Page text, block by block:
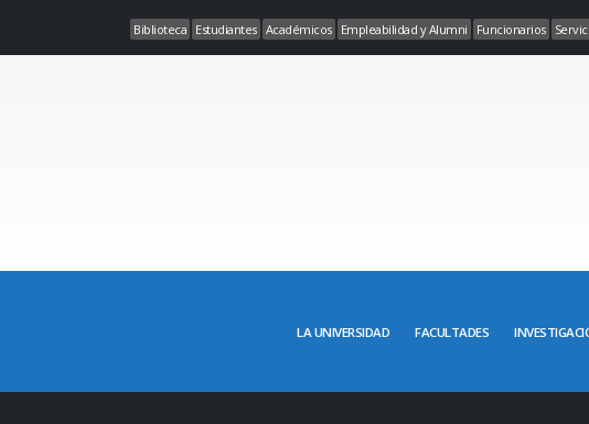
Biblioteca Estudiantes Académicos Empleabilidad y Alumni Funcionarios
LA UNIVERSIDAD FACULTADES